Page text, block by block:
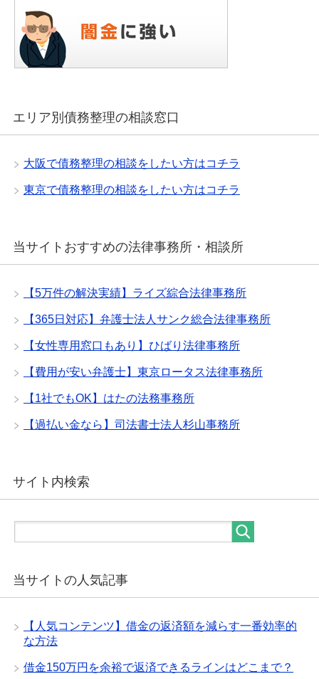
エリア別債務整理の相談窓口
大阪で債務整理の相談をしたい方はコチラ
東京で債務整理の相談をしたい方はコチラ
当サイトおすすめの法律事務所・相談所
【5万件の解決実績】ライズ綜合法律事務所
【365日対応】弁護士法人サンク総合法律事務所
【女性専用窓口もあり】ひばり法律事務所
【費用が安い弁護士】東京ロータス法律事務所
【1社でもOK】はたの法務事務所
【過払い金なら】司法書士法人杉山事務所
サイト内検索
当サイトの人気記事
【人気コンテンツ】借金の返済額を減らす一番効率的
な方法
借金150万円を余裕で返済できるラインはどこまで？